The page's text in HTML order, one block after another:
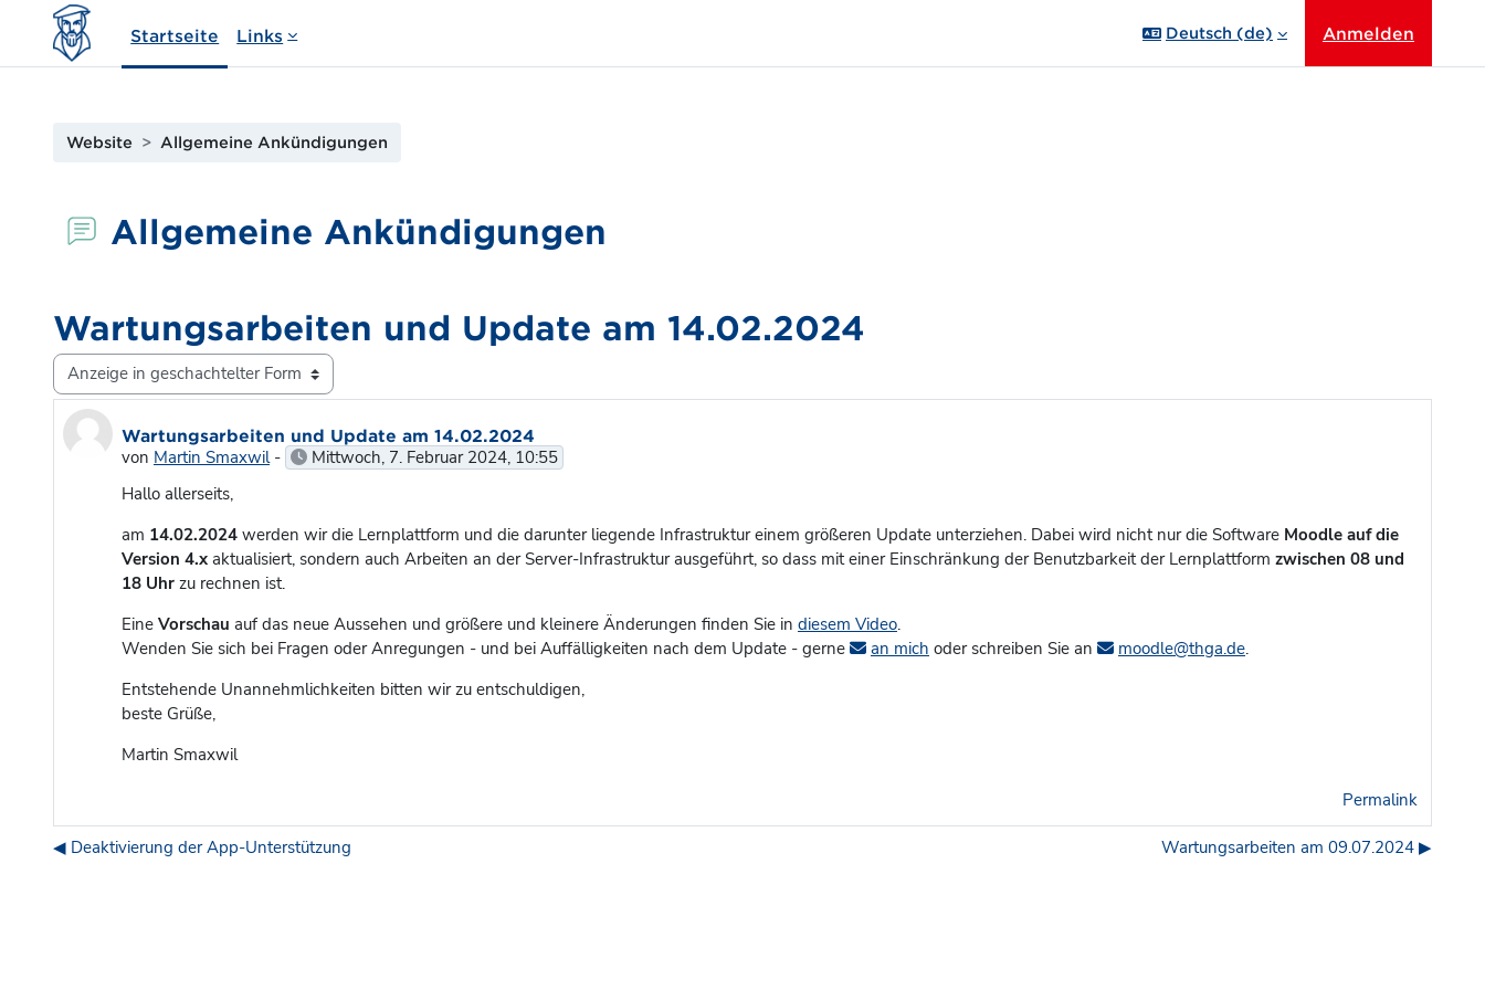
Zum Hauptinhalt
Startseite Links Deutsch ‎(de)‎ Anmelden
Website Allgemeine Ankündigungen
Allgemeine Ankündigungen
Wartungsarbeiten und Update am 14.02.2024
Anzeigemodus
Wartungsarbeiten und Update am 14.02.2024
von Martin Smaxwil- Mittwoch, 7. Februar 2024, 10:55
Hallo allerseits,
am 14.02.2024 werden wir die Lernplattform und die darunter liegende Infrastruktur einem größeren Update unterziehen. Dabei wird nicht nur die Software Moodle auf die
Version 4.x aktualisiert, sondern auch Arbeiten an der Server-Infrastruktur ausgeführt, so dass mit einer Einschränkung der Benutzbarkeit der Lernplattform zwischen 08 und
18 Uhr zu rechnen ist.
Eine Vorschau auf das neue Aussehen und größere und kleinere Änderungen finden Sie in diesem Video.
Wenden Sie sich bei Fragen oder Anregungen - und bei Auffälligkeiten nach dem Update - gerne
an mich oder schreiben Sie an moodle@thga.de.
Entstehende Unannehmlichkeiten bitten wir zu entschuldigen,
beste Grüße,
Martin Smaxwil
Permalink
◀︎ Deaktivierung der App-Unterstützung Wartungsarbeiten am 09.07.2024 ▶︎